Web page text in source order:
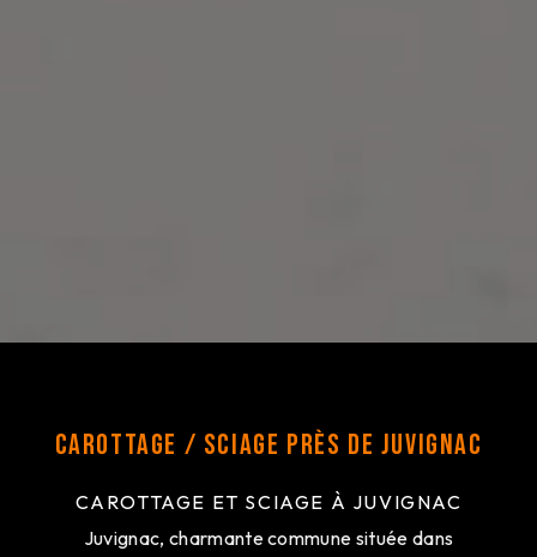
Carottage / Sciage près de Juvignac
CAROTTAGE ET SCIAGE À JUVIGNAC
Juvignac, charmante commune située dans